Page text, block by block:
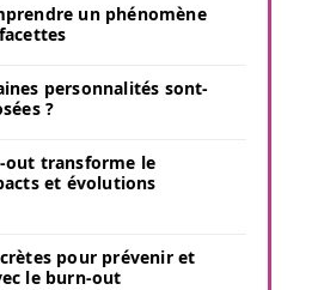
un phénomène
personnalités sont-
?
out transforme le
et évolutions
pour prévenir et
le burn-out